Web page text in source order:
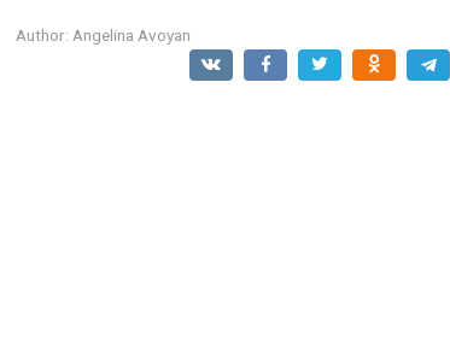
Author: Angelina Avoyan